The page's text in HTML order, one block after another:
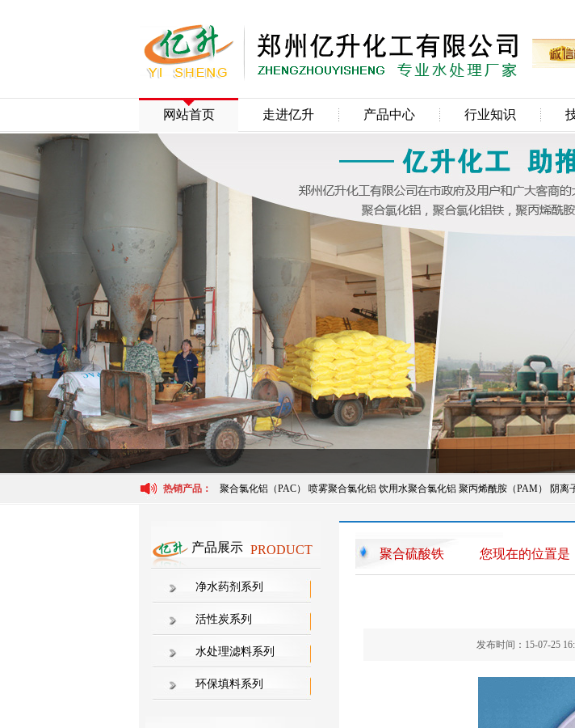
网站首页 走进亿升 产品中心 行业知识
热销产品： 聚合氯化铝（PAC） 喷雾聚合氯化铝 饮用水聚合氯化铝 聚丙烯酰胺（PAM） 阴离
PRODUCT
产品展示
净水药剂系列
活性炭系列
水处理滤料系列
环保填料系列
您现在的位置是
聚合硫酸铁
发布时间：15-07-25